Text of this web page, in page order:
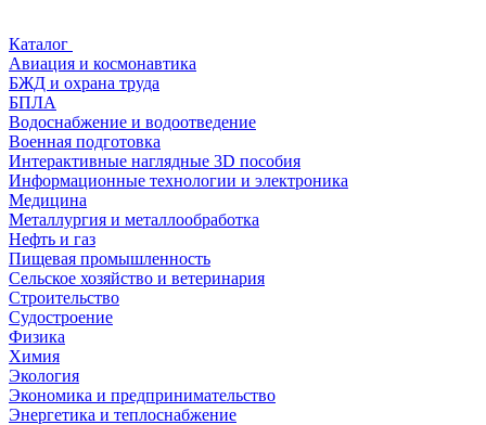
Каталог
Авиация и космонавтика
БЖД и охрана труда
БПЛА
Водоснабжение и водоотведение
Военная подготовка
Интерактивные наглядные 3D пособия
Информационные технологии и электроника
Медицина
Металлургия и металлообработка
Нефть и газ
Пищевая промышленность
Сельское хозяйство и ветеринария
Строительство
Судостроение
Физика
Химия
Экология
Экономика и предпринимательство
Энергетика и теплоснабжение